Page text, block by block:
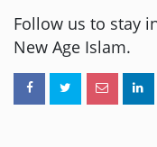
Follow us to stay
New Age Islam.